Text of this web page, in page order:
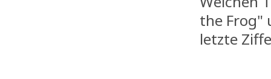
the Frog"
letzte